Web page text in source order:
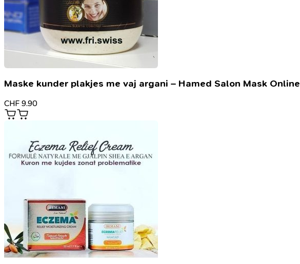
Maske kunder plakjes me vaj argani – Hamed Salon Mask Online
CHF 9.90